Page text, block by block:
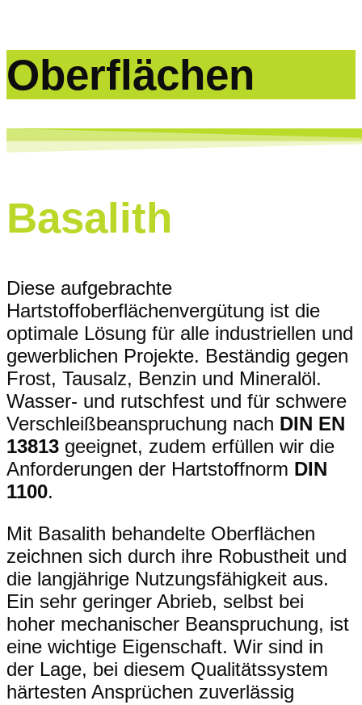
Oberflächen
Basalith
Diese aufgebrachte
Hartstoffoberflächenvergütung ist die
optimale Lösung für alle industriellen und
gewerblichen Projekte. Beständig gegen
Frost, Tausalz, Benzin und Mineralöl.
Wasser- und rutschfest und für schwere
Verschleißbeanspruchung nach DIN EN
13813 geeignet, zudem erfüllen wir die
Anforderungen der Hartstoffnorm DIN
1100.
Mit Basalith behandelte Oberflächen
zeichnen sich durch ihre Robustheit und
die langjährige Nutzungsfähigkeit aus.
Ein sehr geringer Abrieb, selbst bei
hoher mechanischer Beanspruchung, ist
eine wichtige Eigenschaft. Wir sind in
der Lage, bei diesem Qualitätssystem
härtesten Ansprüchen zuverlässig